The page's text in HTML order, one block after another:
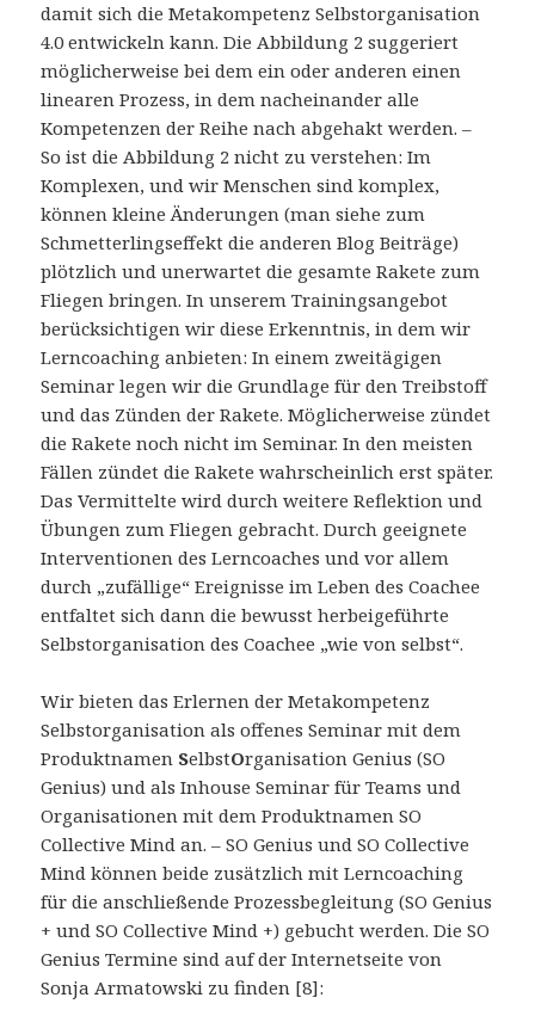
damit sich die Metakompetenz Selbstorganisation
4.0 entwickeln kann. Die Abbildung 2 suggeriert
möglicherweise bei dem ein oder anderen einen
linearen Prozess, in dem nacheinander alle
Kompetenzen der Reihe nach abgehakt werden. –
So ist die Abbildung 2 nicht zu verstehen: Im
Komplexen, und wir Menschen sind komplex,
können kleine Änderungen (man siehe zum
Schmetterlingseffekt die anderen Blog Beiträge)
plötzlich und unerwartet die gesamte Rakete zum
Fliegen bringen. In unserem Trainingsangebot
berücksichtigen wir diese Erkenntnis, in dem wir
Lerncoaching anbieten: In einem zweitägigen
Seminar legen wir die Grundlage für den Treibstoff
und das Zünden der Rakete. Möglicherweise zündet
die Rakete noch nicht im Seminar. In den meisten
Fällen zündet die Rakete wahrscheinlich erst später.
Das Vermittelte wird durch weitere Reflektion und
Übungen zum Fliegen gebracht. Durch geeignete
Interventionen des Lerncoaches und vor allem
durch „zufällige“ Ereignisse im Leben des Coachee
entfaltet sich dann die bewusst herbeigeführte
Selbstorganisation des Coachee „wie von selbst“.
Wir bieten das Erlernen der Metakompetenz
Selbstorganisation als offenes Seminar mit dem
Produktnamen SelbstOrganisation Genius (SO
Genius) und als Inhouse Seminar für Teams und
Organisationen mit dem Produktnamen SO
Collective Mind an. – SO Genius und SO Collective
Mind können beide zusätzlich mit Lerncoaching
für die anschließende Prozessbegleitung (SO Genius
+ und SO Collective Mind +) gebucht werden. Die SO
Genius Termine sind auf der Internetseite von
Sonja Armatowski zu finden [8]: